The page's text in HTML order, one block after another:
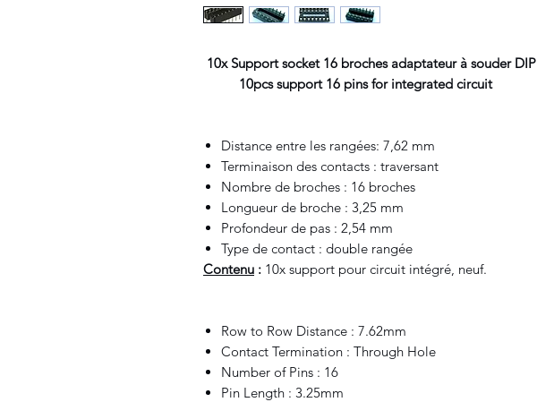
10x Support socket 16 broches adaptateur à souder DIP
10pcs support 16 pins for integrated circuit
Distance entre les rangées: 7,62 mm
Terminaison des contacts : traversant
Nombre de broches : 16 broches
Longueur de broche : 3,25 mm
Profondeur de pas : 2,54 mm
Type de contact : double rangée
Contenu : 10x support pour circuit intégré, neuf.
Row to Row Distance : 7.62mm
Contact Termination : Through Hole
Number of Pins : 16
Pin Length : 3.25mm